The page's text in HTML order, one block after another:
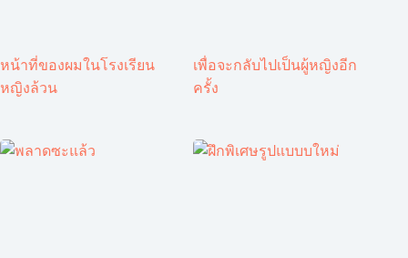
หน้าที่ของผมในโรงเรียน
หญิงล้วน
เพื่อจะกลับไปเป็นผู้หญิงอีก
ครั้ง